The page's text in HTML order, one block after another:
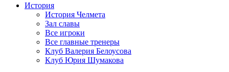
История
История Челмета
Зал славы
Все игроки
Все главные тренеры
Клуб Валерия Белоусова
Клуб Юрия Шумакова